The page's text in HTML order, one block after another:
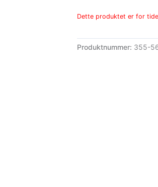
Dette produktet er for
Produktnummer: 355-